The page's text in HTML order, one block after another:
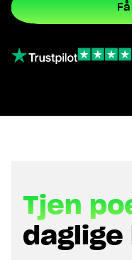
Tjen
daglige